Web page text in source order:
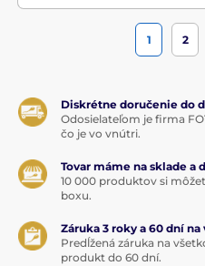
1 2
Diskrétne doručenie do
Odosielateľom je firma
čo je vo vnútri.
Tovar máme na sklade a
10 000 produktov si
boxu.
Záruka 3 roky a 60 dní
Predĺžená záruka na
produkt do 60 dní.